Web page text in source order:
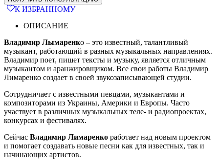
К ИЗБРАННОМУ
ОПИСАНИЕ
Владимир Лымаренко – это известный, талантливый
музыкант, работающий в разных музыкальных направлениях.
Владимир поет, пишет тексты и музыку, является отличным
музыкантом и аранжировщиком. Все свои работы Владимир
Лимаренко создает в своей звукозаписывающей студии.
Сотрудничает с известными певцами, музыкантами и
композиторами из Украины, Америки и Европы. Часто
участвует в различных музыкальных теле- и радиопроектах,
конкурсах и фестивалях.
Сейчас Владимир Лимаренко работает над новым проектом
и помогает создавать новые песни как для известных, так и
начинающих артистов.